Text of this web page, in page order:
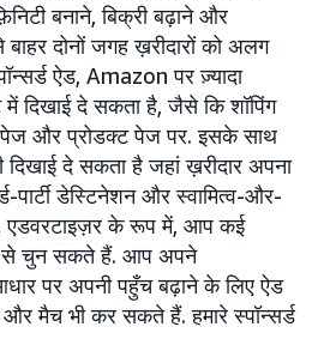
बनाने, बिक्री बढ़ाने और
दोनों जगह ख़रीदारों को अलग
ऐड, Amazon पर ज़्यादा
में दिखाई दे सकता है, जैसे कि शॉपिंग
पेज और प्रोडक्ट पेज पर. इसके साथ
दिखाई दे सकता है जहां ख़रीदार अपना
पार्टी डेस्टिनेशन और स्वामित्व-और-
एडवरटाइज़र के रूप में, आप कई
से चुन सकते हैं. आप अपने
पर अपनी पहुँच बढ़ाने के लिए ऐड
मैच भी कर सकते हैं. हमारे स्पॉन्सर्ड